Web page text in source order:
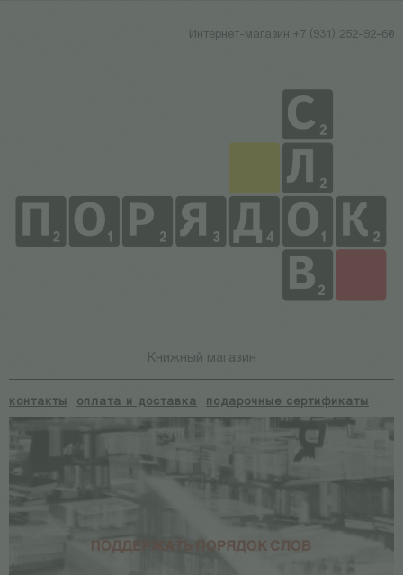
Интернет-магазин +7 (931) 252-92-60
Книжный магазин
контакты оплата и доставка подарочные сертификаты